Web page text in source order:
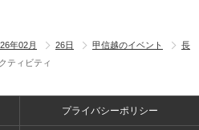
年02月 26日 甲信越のイベント
長
ティビティ
プライバシーポリシー